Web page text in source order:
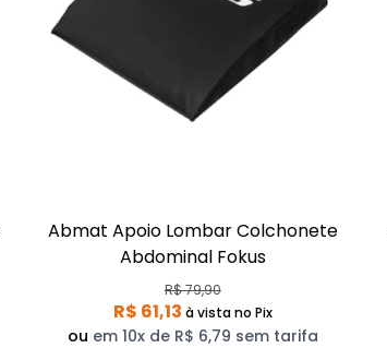
Abmat Apoio Lombar Colchonete
Abdominal Fokus
R$ 79,90
R$ 61,13 à vistano Pix
ou em 10x de R$ 6,79 sem tarifa